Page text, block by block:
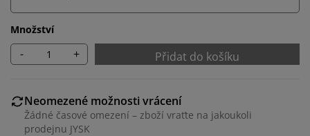
Množství
- + Přidat do košíku
Neomezené možnosti vrácení
Žádné časové omezení – zboží vraťte na jakoukoli
prodejnu JYSK